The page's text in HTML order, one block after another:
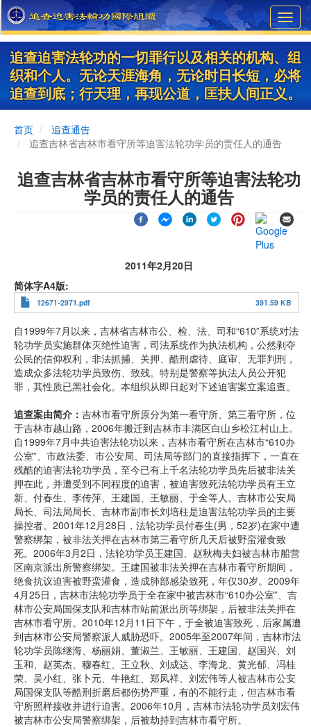
Skip
to
main
content
追查迫害法轮功的一切罪行以及相关的机构、组
织和个人。无论天涯海角，无论时日长短，必将
追查到底；行天理，再现公道，匡扶人间正义。
首页
追查通告
追查吉林省吉林市看守所等迫害法轮功学员的责任人的通告
追查吉林省吉林市看守所等迫害法轮功
学员的责任人的通告
2011年2月20日
简体字A4版
12671-2971.pdf 391.59 KB
自1999年7月以来，吉林省吉林市公、检、法、司和“610”系统对法
轮功学员实施群体灭绝性迫害，司法系统作为执法机构，公然剥夺
公民的信仰权利，非法抓捕、关押、酷刑虐待、庭审、无罪判刑，
造成众多法轮功学员致伤、致残。特别是警察等执法人员公开犯
罪，其性质已黑社会化。本组织从即日起对下述迫害案立案追查。
追查案由简介： 吉林市看守所原分为第一看守所、第三看守所，位
于吉林市越山路，2006年搬迁到吉林市丰满区白山乡松江村山上。
自1999年7月中共迫害法轮功以来，吉林市看守所在吉林市“610办
公室”、市政法委、市公安局、司法局等部门的直接指挥下，一直在
残酷的迫害法轮功学员，至今已有上千名法轮功学员先后被非法关
押在此，并遭受到不同程度的迫害，被迫害致死法轮功学员有王立
新、付春生、李传萍、王建国、王敏丽、于全等人。吉林市公安局
局长、司法局局长、吉林市副市长刘培柱是迫害法轮功学员的主要
操控者。2001年12月28日，法轮功学员付春生(男，52岁)在家中遭
警察绑架，被非法关押在吉林市第三看守所几天后被野蛮灌食致
死。2006年3月2日，法轮功学员王建国、赵秋梅夫妇被吉林市船营
区南京派出所警察绑架。王建国被非法关押在吉林市看守所期间，
绝食抗议迫害被野蛮灌食，造成肺部感染致死，年仅30岁。2009年
4月25日，吉林市法轮功学员于全在家中被吉林市“610办公室”、吉
林市公安局国保支队和吉林市站前派出所等绑架，后被非法关押在
吉林市看守所。2010年12月11日下午，于全被迫害致死，后家属遭
到吉林市公安局警察派人威胁恐吓。2005年至2007年间，吉林市法
轮功学员陈继海、杨丽娟、董淑兰、王敏丽、王建国、赵国兴、刘
玉和、赵英杰、穆春红、王立秋、刘成达、李海龙、黄光郁、冯桂
荣、吴小红、张卜元、牛艳红、郑凤祥、刘宏伟等人被吉林市公安
局国保支队等酷刑折磨后都伤势严重，有的不能行走，但吉林市看
守所照样接收并进行迫害。2006年10月，吉林市法轮功学员刘宏伟
被吉林市公安局警察绑架，后被劫持到吉林市看守所。